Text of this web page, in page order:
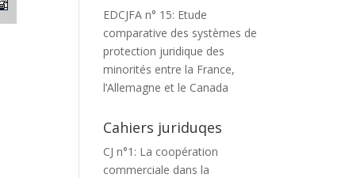
EDCJFA n° 15: Etude
comparative des systèmes de
protection juridique des
minorités entre la France,
l’Allemagne et le Canada
Cahiers juriduqes
CJ n°1: La coopération
commerciale dans la